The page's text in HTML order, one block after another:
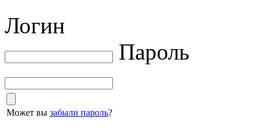
Логин
Пароль
Может вы забыли пароль?